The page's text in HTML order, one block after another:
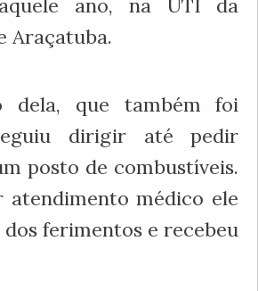
ano, na UTI da
Araçatuba.
dela, que também foi
dirigir até pedir
posto de combustíveis.
atendimento médico ele
ferimentos e recebeu